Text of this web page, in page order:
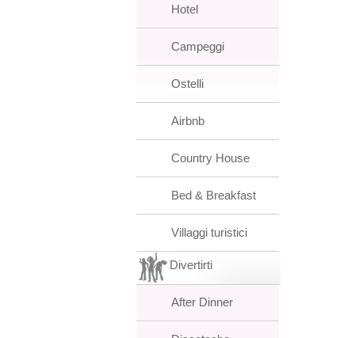
Hotel
Campeggi
Ostelli
Airbnb
Country House
Bed & Breakfast
Villaggi turistici
Divertirti
After Dinner